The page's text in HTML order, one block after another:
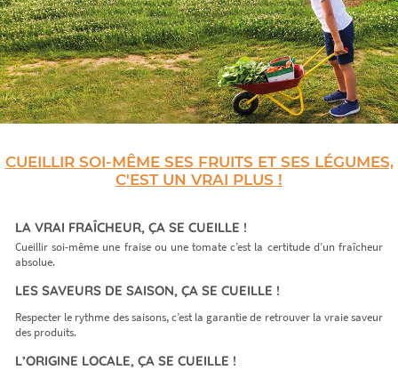
CUEILLIR SOI-MÊME SES FRUITS ET SES LÉGUMES,
C'EST UN VRAI PLUS !
LA VRAI FRAÎCHEUR, ÇA SE CUEILLE !
Cueillir soi-même une fraise ou une tomate c’est la certitude d’un fraîcheur
absolue.
LES SAVEURS DE SAISON, ÇA SE CUEILLE !
Respecter le rythme des saisons, c’est la garantie de retrouver la vraie saveur
des produits.
L’ORIGINE LOCALE, ÇA SE CUEILLE !